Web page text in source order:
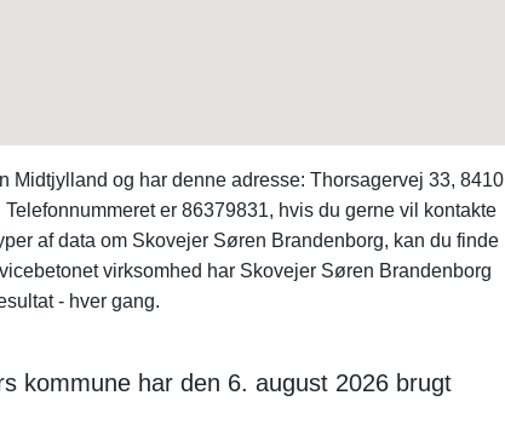
Midtjylland og har denne adresse: Thorsagervej 33, 8410
er 86379831, hvis du gerne vil kontakte
af data om Skovejer Søren Brandenborg, kan du finde
virksomhed har Skovejer Søren Brandenborg
- hver gang.
kommune har den 6. august 2026 brugt